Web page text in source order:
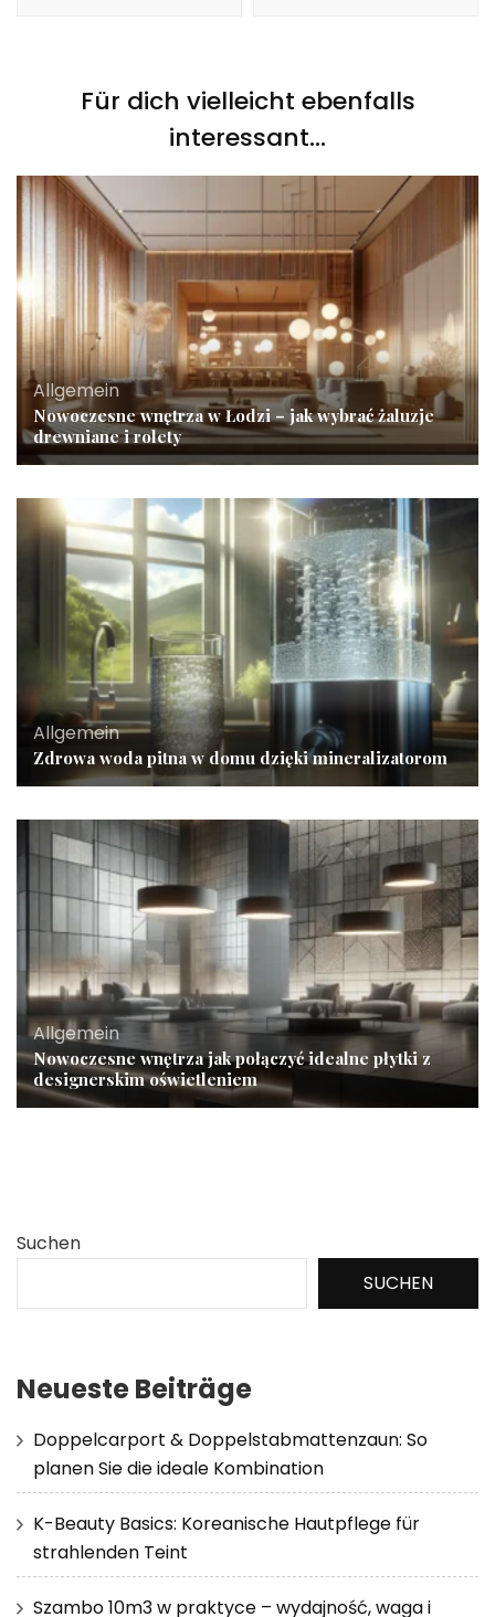
Für dich vielleicht ebenfalls
interessant...
Allgemein
Nowoczesne wnętrza w Łodzi – jak wybrać żaluzje
drewniane i rolety
Allgemein
Zdrowa woda pitna w domu dzięki mineralizatorom
Allgemein
Nowoczesne wnętrza jak połączyć idealne płytki z
designerskim oświetleniem
Suchen
SUCHEN
Neueste Beiträge
Doppelcarport & Doppelstabmattenzaun: So
planen Sie die ideale Kombination
K-Beauty Basics: Koreanische Hautpflege für
strahlenden Teint
Szambo 10m3 w praktyce – wydajność, waga i